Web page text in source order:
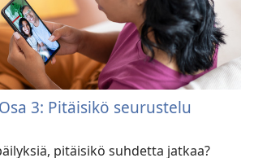
3: Pitäisikö seurustelu
pitäisikö suhdetta jatkaa?